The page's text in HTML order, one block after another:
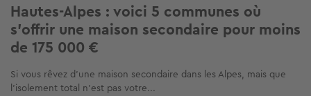
Hautes-Alpes : voici 5 communes où
s'offrir une maison secondaire pour moins
de 175 000 €
Si vous rêvez d’une maison secondaire dans les Alpes, mais que
l’isolement total n’est pas votre...